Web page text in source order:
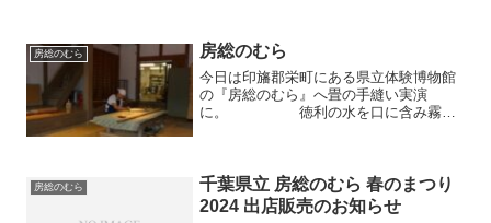
房総のむら 房総のむら
今日は印旛郡栄町にある県立体験博物館
の『房総のむら』へ畳の手縫い実演
に。 徳利の水を口に含み霧を
ぞれです。色々事情はあります...
房総のむら
千葉県立 房総のむら 春のまつり
2024 出店販売のお知らせ